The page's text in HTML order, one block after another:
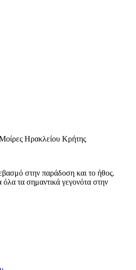
Ηρακλείου Κρήτης
στην παράδοση και το ήθος.
όλα τα σημαντικά γεγονότα στην